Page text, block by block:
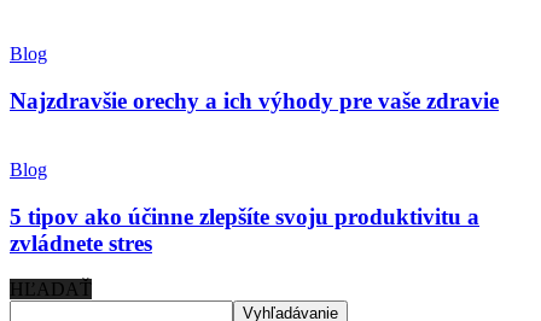
Blog
Najzdravšie orechy a ich výhody pre vaše zdravie
Blog
5 tipov ako účinne zlepšíte svoju produktivitu a
zvládnete stres
HĽADAŤ